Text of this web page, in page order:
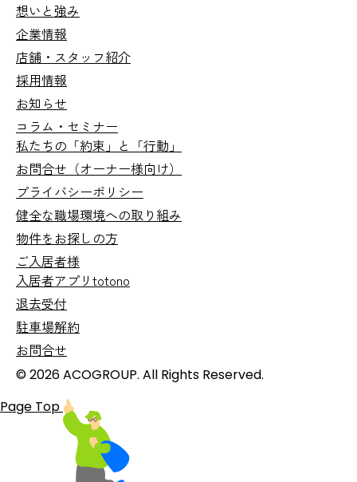
想いと強み
企業情報
店舗・スタッフ紹介
採用情報
お知らせ
コラム・セミナー
私たちの「約束」と「行動」
お問合せ （オーナー様向け）
プライバシーポリシー
健全な職場環境への取り組み
物件をお探しの方
ご入居者様
入居者アプリtotono
退去受付
駐車場解約
お問合せ
© 2026 ACOGROUP. All Rights Reserved.
Page Top